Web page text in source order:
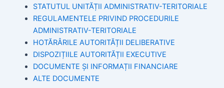
STATUTUL UNITĂȚII ADMINISTRATIV-TERITORIALE
REGULAMENTELE PRIVIND PROCEDURILE
ADMINISTRATIV-TERITORIALE
HOTĂRÂRILE AUTORITĂȚII DELIBERATIVE
DISPOZIȚIILE AUTORITĂȚII EXECUTIVE
DOCUMENTE ȘI INFORMAȚII FINANCIARE
ALTE DOCUMENTE